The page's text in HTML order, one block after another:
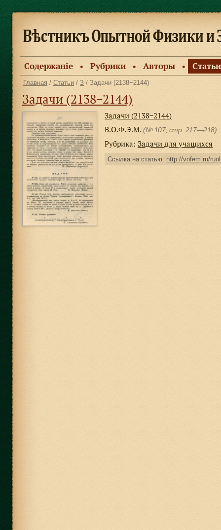
Содержанiе ● Рубрики ● Авторы ● Статьи
Главная / Статьи / З / Задачи (2138−2144)
Задачи (2138−2144)
Задачи (2138−2144)
В.О.Ф.Э.М. (№ 107, стр. 217—218)
Рубрика: Задачи для учащихся
Ссылка на статью: http://vofem.ru/